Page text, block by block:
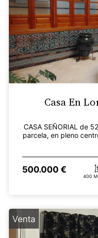
Casa En
CASA SEÑORIAL de
parcela, en pleno centro del
500.000 €
400
Venta